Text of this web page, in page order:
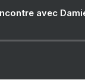
avec